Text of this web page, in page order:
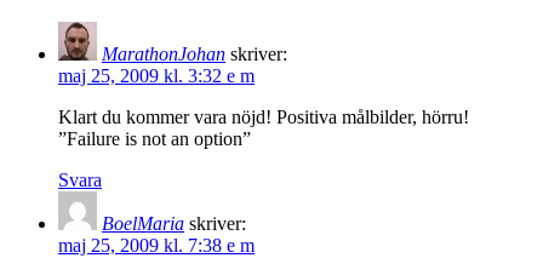
MarathonJohan skriver:
maj 25, 2009 kl. 3:32 e m
Klart du kommer vara nöjd! Positiva målbilder, hörru!
”Failure is not an option”
Svara
BoelMaria skriver:
maj 25, 2009 kl. 7:38 e m